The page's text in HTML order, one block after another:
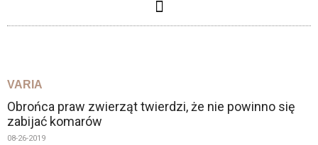
VARIA
Obrońca praw zwierząt twierdzi, że nie powinno się
zabijać komarów
08-26-2019